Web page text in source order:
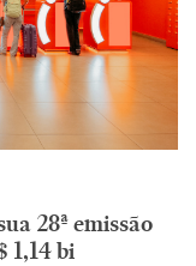
28ª emissão
1,14 bi